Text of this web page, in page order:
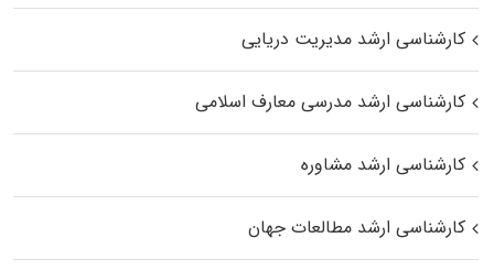
کارشناسی ارشد مدیریت دریایی
کارشناسی ارشد مدرسی معارف اسلامی
کارشناسی ارشد مشاوره
کارشناسی ارشد مطالعات جهان